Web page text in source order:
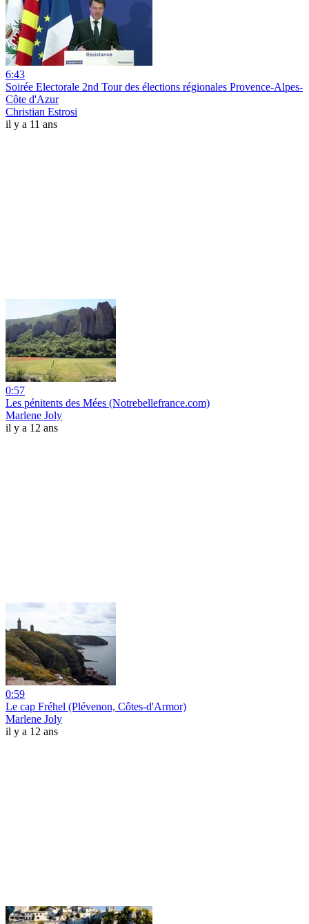
6:43
Soirée Electorale 2nd Tour des élections régionales Provence-Alpes-
Côte d'Azur
Christian Estrosi
il y a 11 ans
0:57
Les pénitents des Mées (Notrebellefrance.com)
Marlene Joly
il y a 12 ans
0:59
Le cap Fréhel (Plévenon, Côtes-d'Armor)
Marlene Joly
il y a 12 ans